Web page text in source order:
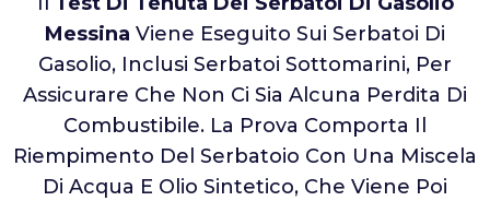
Messina Viene Eseguito Sui Serbatoi Di
Gasolio, Inclusi Serbatoi Sottomarini, Per
Assicurare Che Non Ci Sia Alcuna Perdita Di
Combustibile. La Prova Comporta Il
Riempimento Del Serbatoio Con Una Miscela
Di Acqua E Olio Sintetico, Che Viene Poi